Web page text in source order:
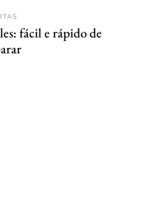
fácil e rápido de